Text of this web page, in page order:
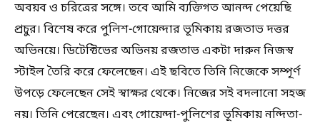
অবয়ব ও চরিত্রের সঙ্গে। তবে আমি ব্যক্তিগত আনন্দ পেয়েছি
প্রচুর। বিশেষ করে পুলিশ-গোয়েন্দার ভূমিকায় রজতাভ দত্তর
অভিনয়ে। ডিটেক্টিভের অভিনয় রজতাভ একটা দারুন নিজস্ব
স্টাইল তৈরি করে ফেলেছেন। এই ছবিতে তিনি নিজেকে সম্পূর্ণ
উপড়ে ফেলেছেন সেই স্বাক্ষর থেকে। নিজের সই বদলানো সহজ
নয়। তিনি পেরেছেন। এবং গোয়েন্দা-পুলিশের ভূমিকায় নন্দিতা-